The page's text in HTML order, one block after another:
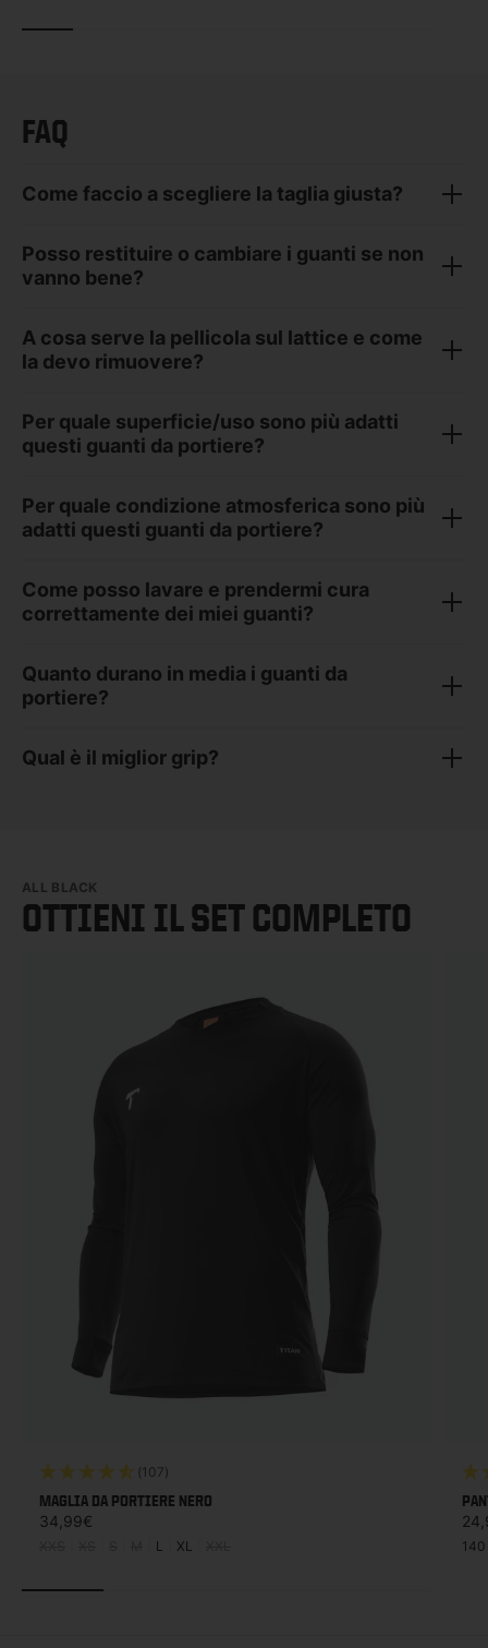
FAQ
Come faccio a scegliere la taglia giusta?
Posso restituire o cambiare i guanti se non
vanno bene?
A cosa serve la pellicola sul lattice e come
la devo rimuovere?
Per quale superficie/uso sono più adatti
questi guanti da portiere?
Per quale condizione atmosferica sono più
adatti questi guanti da portiere?
Come posso lavare e prendermi cura
correttamente dei miei guanti?
Quanto durano in media i guanti da
portiere?
Qual è il miglior grip?
ALL BLACK
OTTIENI IL SET COMPLETO
(107)
MAGLIA DA PORTIERE NERO
Prezzo di listino
34,99€
L XL 140